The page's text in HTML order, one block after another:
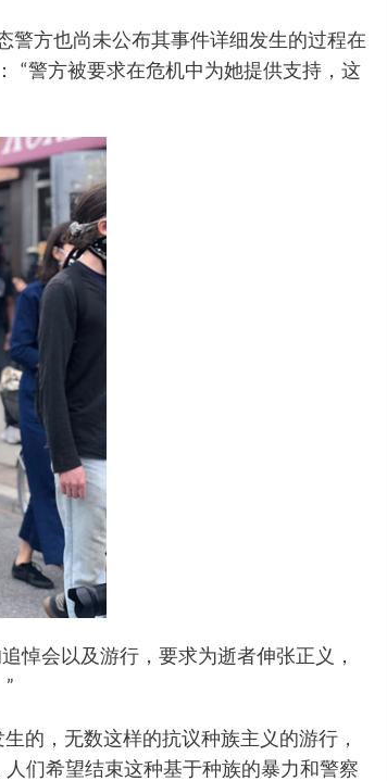
警方也尚未公布其事件详细发生的过程在
“警方被要求在危机中为她提供支持，这
悼会以及游行，要求为逝者伸张正义，
的，无数这样的抗议种族主义的游行，
们希望结束这种基于种族的暴力和警察